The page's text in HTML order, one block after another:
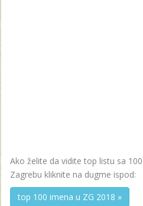
Ako želite da vidite top listu sa
Zagrebu kliknite na dugme ispod:
top 100 imena u ZG 2018 »